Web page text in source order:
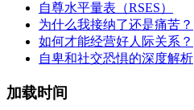
自尊水平量表（RSES）
为什么我接纳了还是痛苦？
如何才能经营好人际关系？
自卑和社交恐惧的深度解析
加载时间